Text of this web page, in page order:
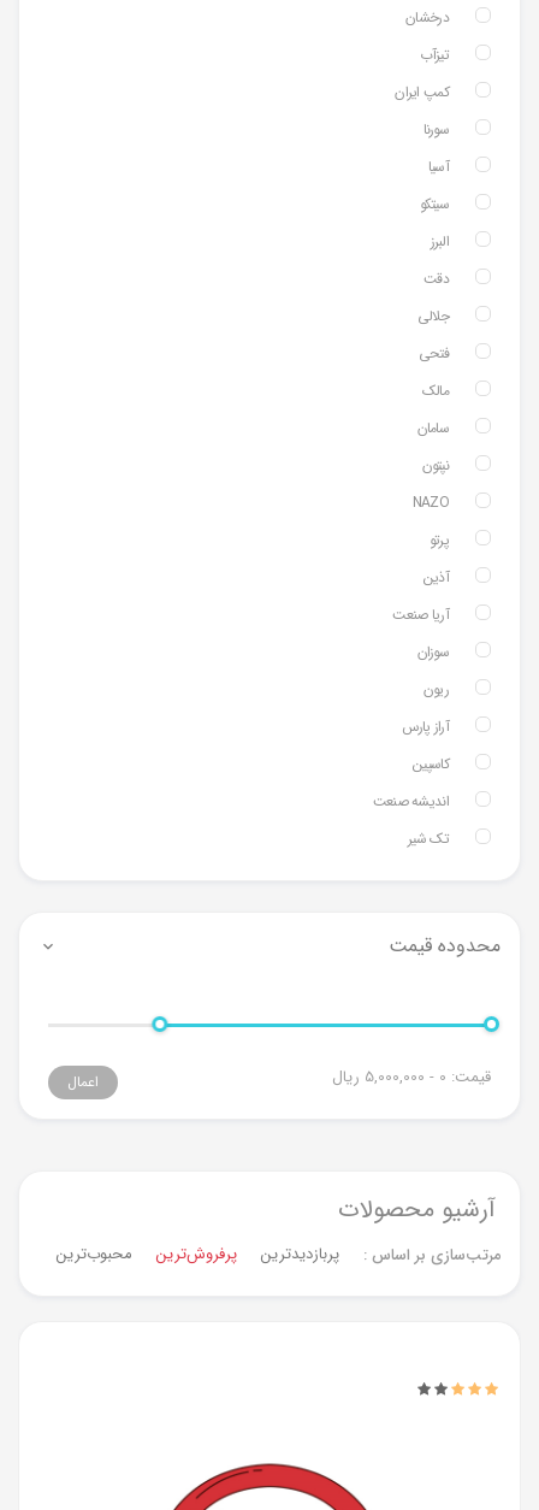
درخشان
تیزآب
کمپ ایران
سورنا
آسیا
سیتکو
البرز
دقت
جلالی
فتحی
مالک
سامان
نپتون
NAZO
پرتو
آذین
آریا صنعت
سوزان
ریون
آراز پارس
کاسپین
اندیشه صنعت
تک شیر
محدوده قیمت
قیمت: 0 - 5,000,000 ریال اعمال
آرشیو محصولات
مرتب‌سازی بر اساس : پربازدیدترین پرفروش‌ترین‌ محبوب‌ترین